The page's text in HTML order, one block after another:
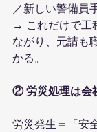
／新しい警備員
→ これだけで工
ながり、元請も
かる。
② 労災処理は会
労災発生＝「安